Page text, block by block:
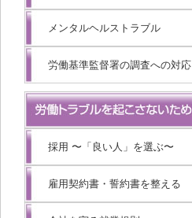
メンタルヘルストラブル
労働基準監督署の調査への対応
採用 〜「良い人」を選ぶ〜
雇用契約書・誓約書を整える